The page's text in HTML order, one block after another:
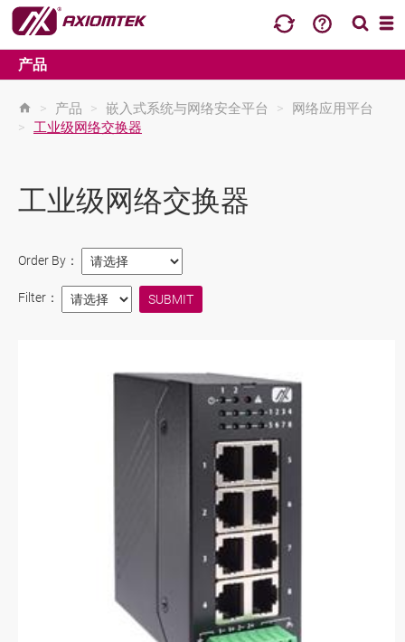
产品
> 产品 > 嵌入式系统与网络安全平台 >
网络应用平台
> 工业级网络交换器
工业级网络交换器
Order By：
Filter：